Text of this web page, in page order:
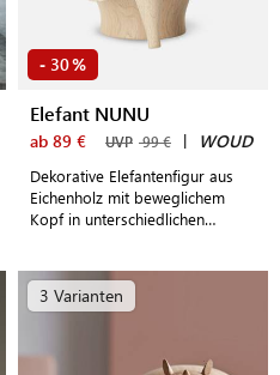
- 30%
Elefant NUNU
ab 89 € UVP 99 € | WOUD
Dekorative Elefantenfigur aus
Eichenholz mit beweglichem
Kopf in unterschiedlichen
3 Varianten